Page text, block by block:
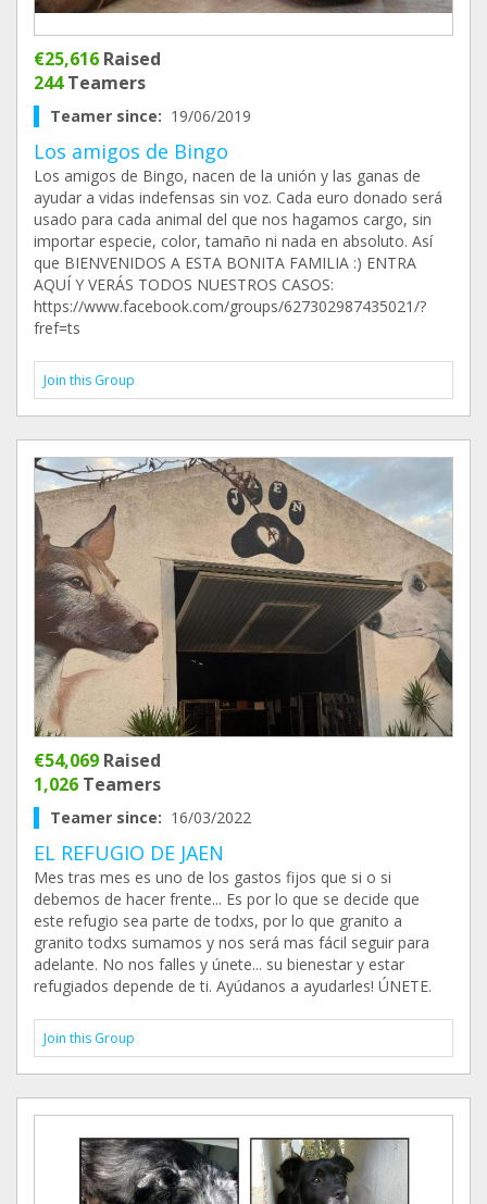
€25,616 Raised
244Teamers
Teamer since: 19/06/2019
Los amigos de Bingo
Los amigos de Bingo, nacen de la unión y las ganas de
ayudar a vidas indefensas sin voz. Cada euro donado será
usado para cada animal del que nos hagamos cargo, sin
importar especie, color, tamaño ni nada en absoluto. Así
que BIENVENIDOS A ESTA BONITA FAMILIA :) ENTRA
AQUÍ Y VERÁS TODOS NUESTROS CASOS:
https://www.facebook.com/groups/627302987435021/?
fref=ts
Join this Group
€54,069 Raised
1,026 Teamers
Teamer since: 16/03/2022
EL REFUGIO DE JAEN
Mes tras mes es uno de los gastos fijos que si o si
debemos de hacer frente... Es por lo que se decide que
este refugio sea parte de todxs, por lo que granito a
granito todxs sumamos y nos será mas fácil seguir para
adelante. No nos falles y únete... su bienestar y estar
refugiados depende de ti. Ayúdanos a ayudarles! ÚNETE.
Join this Group